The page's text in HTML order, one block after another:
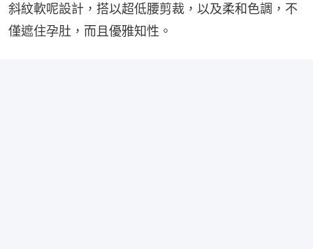
斜紋軟呢設計，搭以超低腰剪裁，以及柔和色調，不
僅遮住孕肚，而且優雅知性。